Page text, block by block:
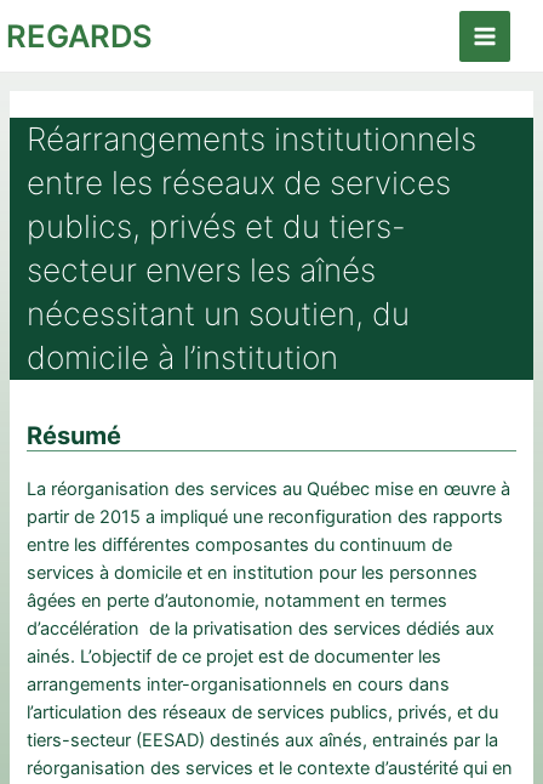
auREGARDS
Main
Réarrangements institutionnels
entre les réseaux de services
publics, privés et du tiers-
secteur envers les aînés
nécessitant un soutien, du
domicile à l’institution
Résumé
La réorganisation des services au Québec mise en œuvre à
partir de 2015 a impliqué une reconfiguration des rapports
entre les différentes composantes du continuum de
services à domicile et en institution pour les personnes
âgées en perte d’autonomie, notamment en termes
d’accélération de la privatisation des services dédiés aux
ainés. L’objectif de ce projet est de documenter les
arrangements inter-organisationnels en cours dans
l’articulation des réseaux de services publics, privés, et du
tiers-secteur (EESAD) destinés aux aînés, entrainés par la
réorganisation des services et le contexte d’austérité qui en